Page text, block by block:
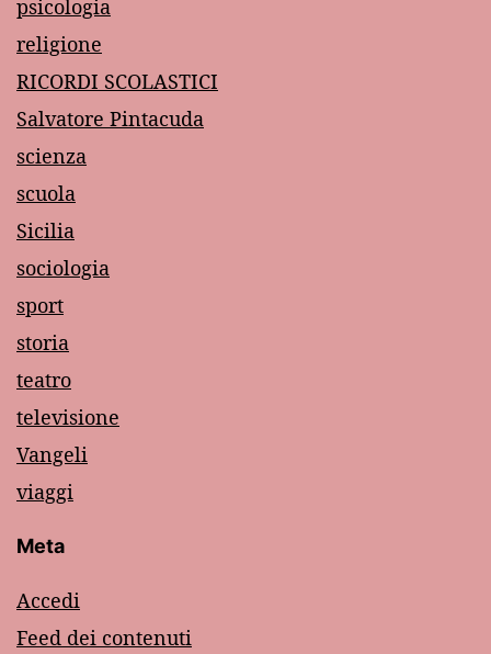
psicologia
religione
RICORDI SCOLASTICI
Salvatore Pintacuda
scienza
scuola
Sicilia
sociologia
sport
storia
teatro
televisione
Vangeli
viaggi
Meta
Accedi
Feed dei contenuti